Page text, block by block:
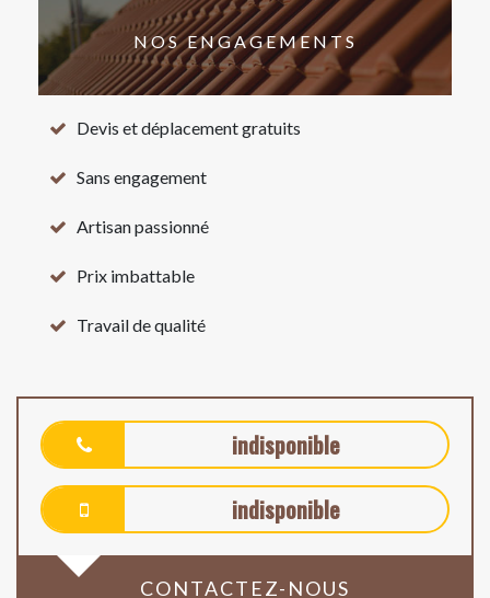
NOS ENGAGEMENTS
Devis et déplacement gratuits
Sans engagement
Artisan passionné
Prix imbattable
Travail de qualité
indisponible
indisponible
CONTACTEZ-NOUS